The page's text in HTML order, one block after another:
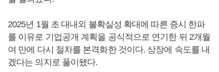
2025년 1월 초 대내외 불확실성 확대에 따른 증시 한파
를 이유로 기업공개 계획을 공식적으로 연기한 뒤 2개월
여 만에 다시 절차를 본격화한 것이다. 상장에 속도를 내
겠다는 의지로 풀이됐다.